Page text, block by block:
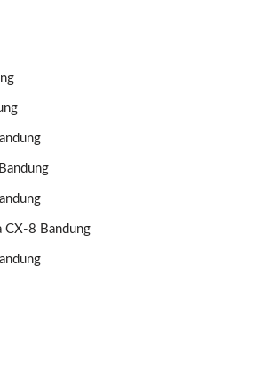
CX-8 Bandung